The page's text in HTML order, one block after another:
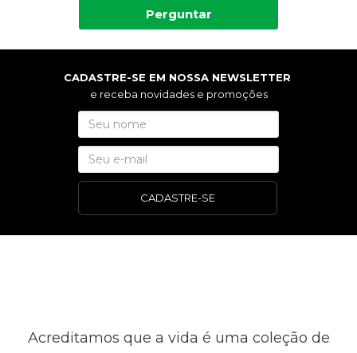
Perguntar
CADASTRE-SE EM NOSSA NEWSLETTER
e receba novidades e promoções
CADASTRE-SE
Acreditamos que a vida é uma coleção de